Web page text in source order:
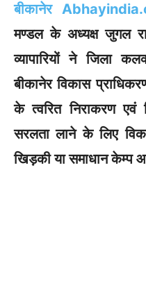
c
e
b
o
o
k
itt
er
at
s
A
p
p
ar
e
बीकानेर
मण्डल के अध्यक्ष जुगल
व्यापारियों ने जिला
बीकानेर विकास
के त्वरित निराकरण एवं
सरलता लाने के लिए
खिड़की या समाधान केम्प